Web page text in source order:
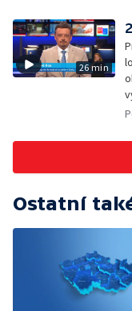
26 min
Ostatní